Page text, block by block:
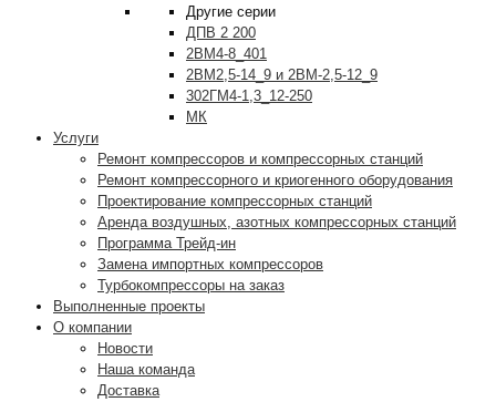
Другие серии
ДПВ 2 200
2ВМ4-8_401
2ВМ2,5-14_9 и 2ВМ-2,5-12_9
302ГМ4-1,3_12-250
МК
Услуги
Ремонт компрессоров и компрессорных станций
Ремонт компрессорного и криогенного оборудования
Проектирование компрессорных станций
Аренда воздушных, азотных компрессорных станций
Программа Трейд-ин
Замена импортных компрессоров
Турбокомпрессоры на заказ
Выполненные проекты
О компании
Новости
Наша команда
Доставка